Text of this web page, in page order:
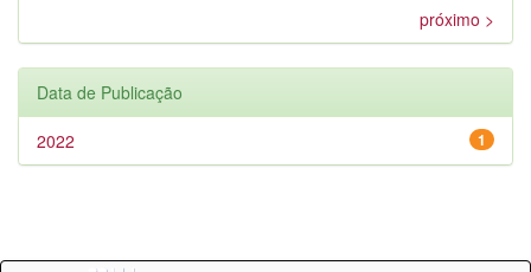
próximo >
Data de Publicação
1
2022